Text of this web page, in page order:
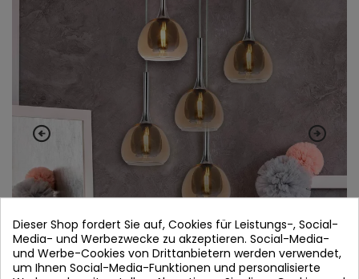
Dieser Shop fordert Sie auf, Cookies für Leistungs-, Social-
Media- und Werbezwecke zu akzeptieren. Social-Media-
und Werbe-Cookies von Drittanbietern werden verwendet,
um Ihnen Social-Media-Funktionen und personalisierte